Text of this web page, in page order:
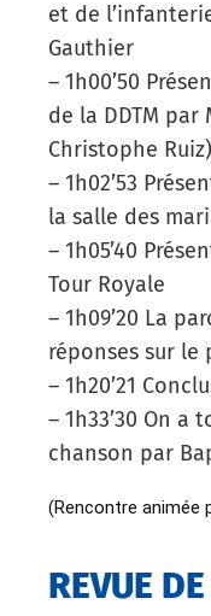
et de
Gauthier
– 1h00’50
de la DDTM
Christophe Ruiz)
– 1h02’53
la salle des
– 1h05’40
Tour Royale
– 1h09’20 La
réponses sur le
– 1h20’21
– 1h33’30 On a
chanson par
(Rencontre animée
REVUE